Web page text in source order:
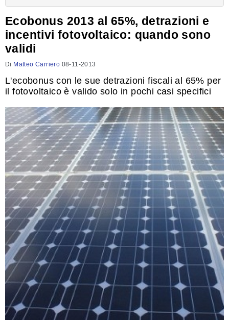
Ecobonus 2013 al 65%, detrazioni e
incentivi fotovoltaico: quando sono
validi
Di Matteo Carriero 08-11-2013
L'ecobonus con le sue detrazioni fiscali al 65% per
il fotovoltaico è valido solo in pochi casi specifici